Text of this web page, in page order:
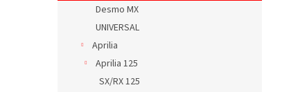
Desmo MX
UNIVERSAL
Aprilia
Aprilia 125
SX/RX 125